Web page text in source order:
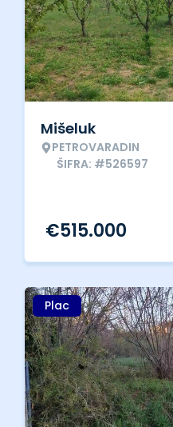
Mišeluk
PETROVARADIN
ŠIFRA: #526597
€515.000
Plac